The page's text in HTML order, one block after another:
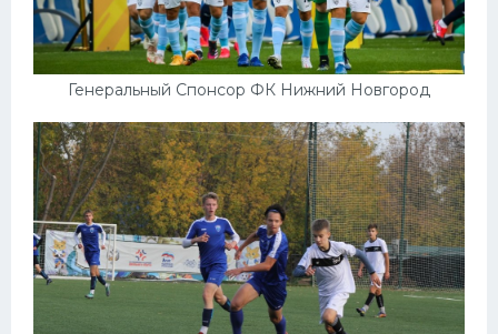
Генеральный Спонсор ФК Нижний Новгород